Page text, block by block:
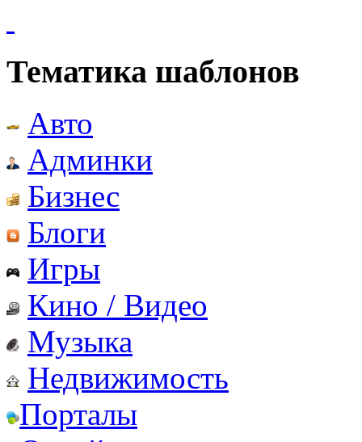
Тематика шаблонов
Авто
Админки
Бизнес
Блоги
Игры
Кино / Видео
Музыка
Недвижимость
Порталы